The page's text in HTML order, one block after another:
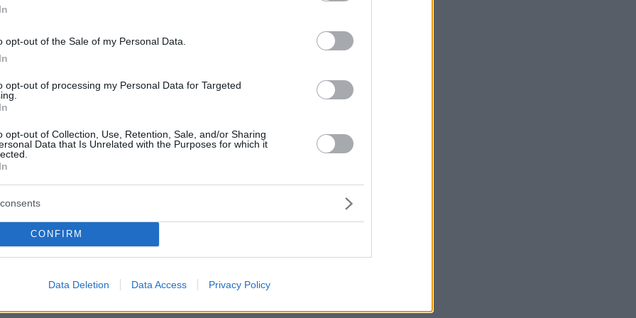
opt-out of the Sale of my Personal Data.
opt-out of processing my Personal Data for Targeted
opt-out of Collection, Use, Retention, Sale, and/or Sharing
Data that Is Unrelated with the Purposes for which it
CONFIRM
Data Deletion Data Access Privacy Policy
με τον χρόνο. Εγώ νιώθω νεότερος,
μου το υπενθυμίζει η μέση μου και το
, είπε κλείνοντας.
Το Ισραήλ έκανε ένα τεράστιο λάθος
γι' αυτό - Γελοίες οι δηλώσεις Τραμπ, το
παραδοθεί
«Ο Θέμης Σοφός έχει συμφέρον να μην